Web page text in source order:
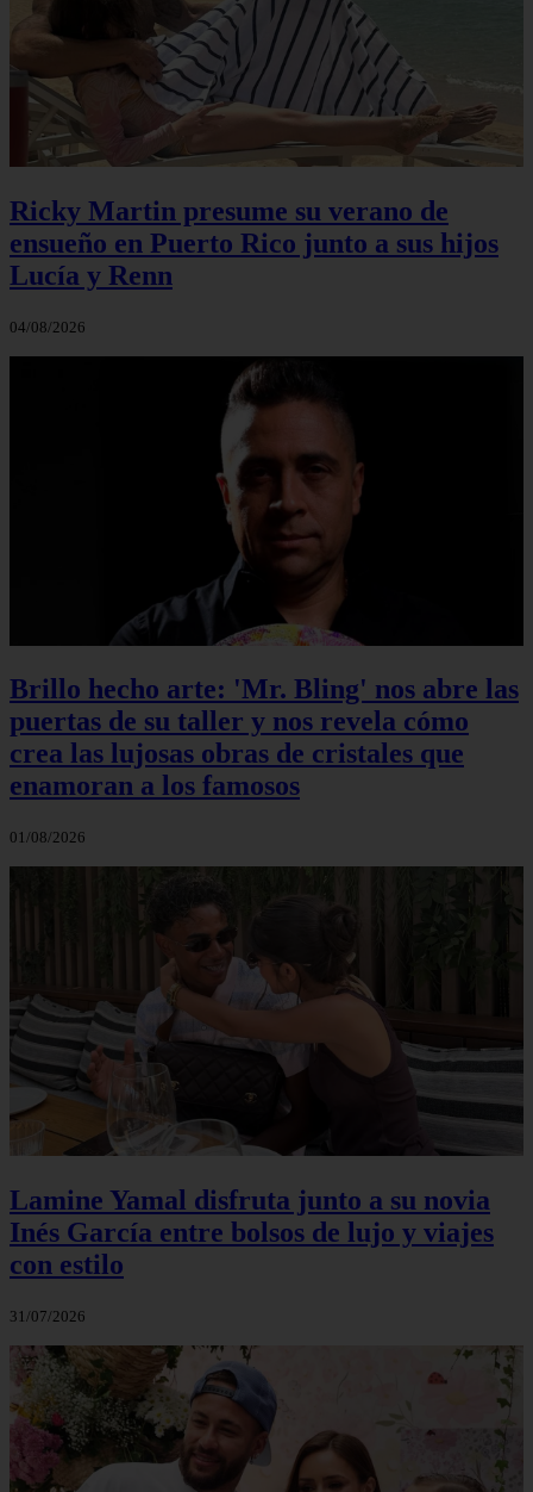
Ricky Martin presume su verano de
ensueño en Puerto Rico junto a sus hijos
Lucía y Renn
04/08/2026
Brillo hecho arte: 'Mr. Bling' nos abre las
puertas de su taller y nos revela cómo
crea las lujosas obras de cristales que
enamoran a los famosos
01/08/2026
Lamine Yamal disfruta junto a su novia
Inés García entre bolsos de lujo y viajes
con estilo
31/07/2026